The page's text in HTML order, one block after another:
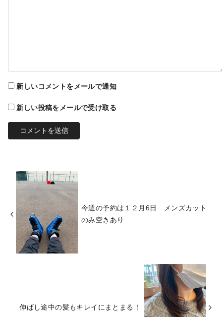
新しいコメントをメールで通知
新しい投稿をメールで受け取る
今週の予約は１２月6日 メンズカット
のみ空きあり
伸ばし途中の髪もキレイにまとまる！